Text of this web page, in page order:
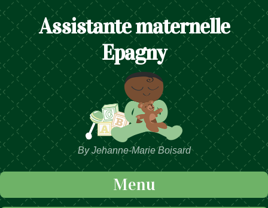
Assistante maternelle
Epagny
By Jehanne-Marie Boisard
Menu